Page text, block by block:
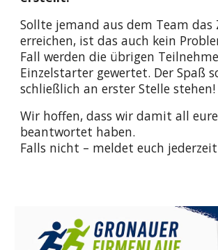
Sollte jemand aus dem Team das
erreichen, ist das auch kein
Fall werden die übrigen
Einzelstarter gewertet. Der Spaß
schließlich an erster Stelle stehen!
Wir hoffen, dass wir damit all
beantwortet haben.
Falls nicht – meldet euch